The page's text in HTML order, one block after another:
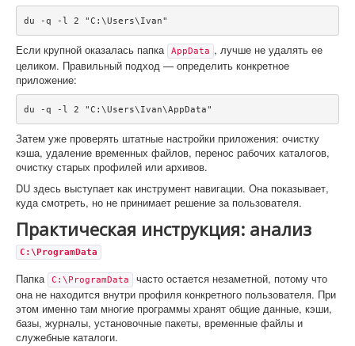
du -q -l 2 "C:\Users\Ivan"
Если крупной оказалась папка AppData , лучше не удалять ее
целиком. Правильный подход — определить конкретное
приложение:
du -q -l 2 "C:\Users\Ivan\AppData"
Затем уже проверять штатные настройки приложения: очистку
кэша, удаление временных файлов, перенос рабочих каталогов,
очистку старых профилей или архивов.
DU здесь выступает как инструмент навигации. Она показывает,
куда смотреть, но не принимает решение за пользователя.
Практическая инструкция: анализ
C:\ProgramData
Папка C:\ProgramData
часто остается незаметной, потому что
она не находится внутри профиля конкретного пользователя. При
этом именно там многие программы хранят общие данные, кэши,
базы, журналы, установочные пакеты, временные файлы и
служебные каталоги.